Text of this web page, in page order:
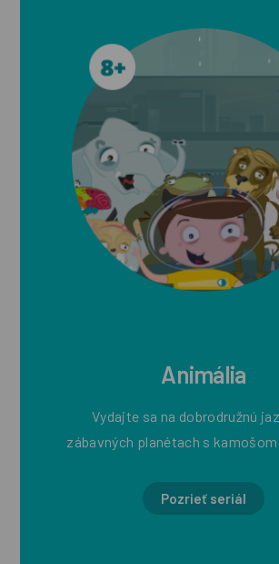
Animália
Vydajte sa na dobrodružnú
zábavných planétach s
Pozrieť seriál